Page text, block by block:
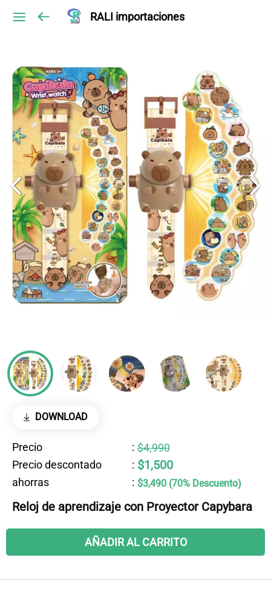
RALI importaciones
DOWNLOAD
Precio : $4,990
Precio descontado
: $1,500
ahorras : $3,490 (70% Descuento)
Reloj de aprendizaje con Proyector Capybara
AÑADIR AL CARRITO